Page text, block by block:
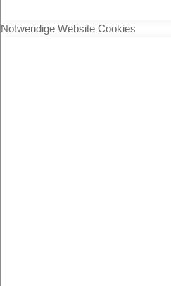
Notwendige Website Cookies